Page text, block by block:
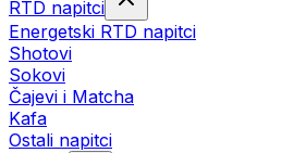
RTD napitci
Energetski RTD napitci
Shotovi
Sokovi
Čajevi i Matcha
Kafa
Ostali napitci